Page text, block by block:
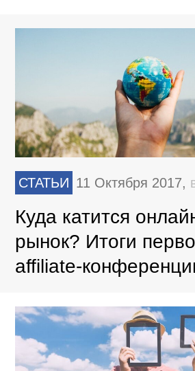
СТАТЬИ 11 Октября 2017,
Куда катится
рынок? Итоги
affiliate-